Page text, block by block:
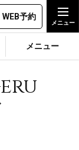
WEB予約
メニュー